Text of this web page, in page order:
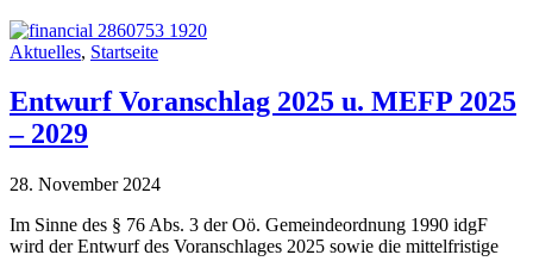
Aktuelles, Startseite
Entwurf Voranschlag 2025 u. MEFP 2025
– 2029
28. November 2024
Im Sinne des § 76 Abs. 3 der Oö. Gemeindeordnung 1990 idgF
wird der Entwurf des Voranschlages 2025 sowie die mittelfristige